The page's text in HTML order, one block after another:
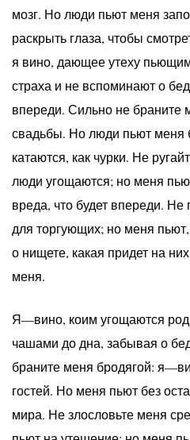
мозг. Но люди пьют меня
раскрыть глаза, чтобы
я вино, дающее утеху
страха и не вспоминают о
впереди. Сильно не
свадьбы. Но люди пьют меня
катаются, как чурки. Не
люди угощаются; но меня
вреда, что будет впереди.
для торгующих; но меня
о нищете, какая придет на
меня.
Я—вино, коим угощаются
чашами до дна, забывая о
браните меня бродягой:
гостей. Но меня пьют без
мира. Не злословьте меня